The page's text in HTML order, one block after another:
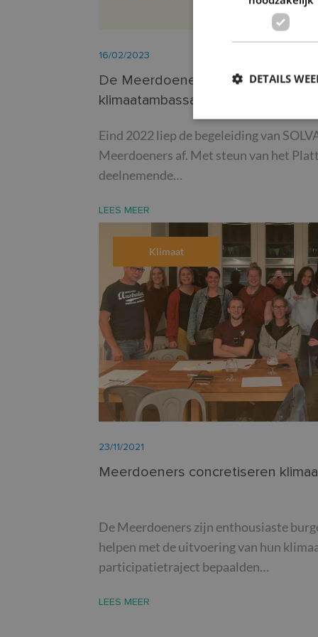
16/02/2023
De Meerdoeners: naar
klimaatambassadeurs en leidraad
Eind 2022 liep de begeleiding van
Meerdoeners af. Met steun van het
deelnemende…
LEES MEER
Klimaat
23/11/2021
Meerdoeners concretiseren
De Meerdoeners zijn enthousiaste
helpen met de uitvoering van hun
participatietraject bepaalden…
LEES MEER
DETAILS
accountbeheer. De
PHPSESSID
__cf_bm
popup-1
Naam
__Secure-